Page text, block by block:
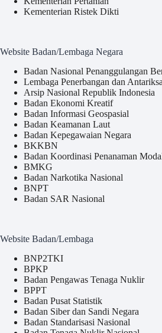
Kementerian Ristek Dikti
Website Badan/Lembaga Negara
Badan Nasional Penanggulangan
Lembaga Penerbangan dan
Arsip Nasional Republik Indonesia
Badan Ekonomi Kreatif
Badan Informasi Geospasial
Badan Keamanan Laut
Badan Kepegawaian Negara
BKKBN
Badan Koordinasi Penanaman
BMKG
Badan Narkotika Nasional
BNPT
Badan SAR Nasional
Website Badan/Lembaga
BNP2TKI
BPKP
Badan Pengawas Tenaga Nuklir
BPPT
Badan Pusat Statistik
Badan Siber dan Sandi Negara
Badan Standarisasi Nasional